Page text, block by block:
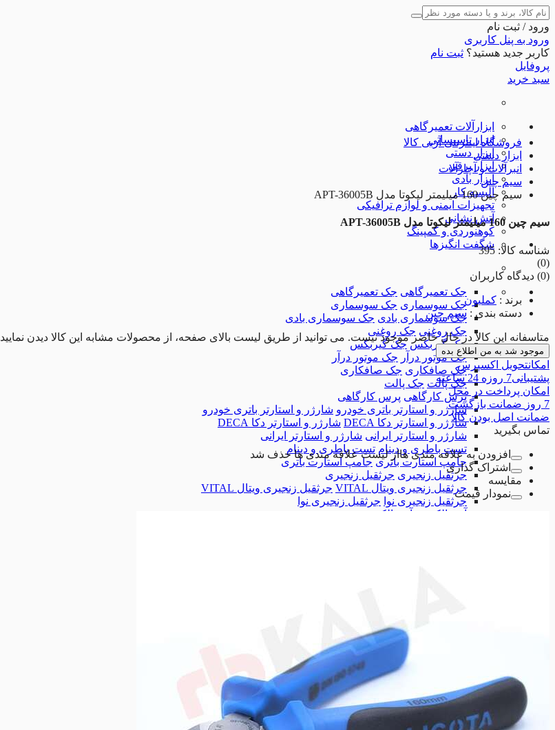
ورود / ثبت نام
ورود به پنل کاربری
کاربر جدید هستید؟ ثبت نام
پروفایل
سبد خرید
ابزارآلات تعمیرگاهی
ابزار تاسیساتی
ابزار دستی
ابزار برقی
ابزار بادی
البسه کار
تجهیزات ایمنی و لوازم ترافیکی
آتش نشانی
کوهنوردی و کمپینگ
شگفت انگیزها
جک تعمیرگاهی جک تعمیرگاهی
جک سوسماری جک سوسماری
جک سوسماری بادی جک سوسماری بادی
جک روغنی جک روغنی
جک گیربکس جک گیربکس
جک موتور درآر جک موتور درآر
جک صافکاری جک صافکاری
جک پالت جک پالت
پرس کارگاهی پرس کارگاهی
شارژر و استارتر باتری خودرو شارژر و استارتر باتری خودرو
شارژر و استارتر دکا DECA
شارژر و استارتر دکا DECA
شارژر و استارتر ایرانی شارژر و استارتر ایرانی
تست باطری و دینام تست باطری و دینام
جامپ استارت باتری جامپ استارت باتری
جرثقیل زنجیری جرثقیل زنجیری
جرثقیل زنجیری ویتال VITAL
جرثقیل زنجیری ویتال VITAL
جرثقیل زنجیری نوا جرثقیل زنجیری نوا
آون الکترود
آون الکترود
فروشگاه اینترنتی آربی کالا
ابزار دستی
انبرآلات و آچارآلات
سیم چین
سیم چین 160 میلیمتر لیکوتا مدل APT-36005B
سیم چین 160 میلیمتر لیکوتا مدل APT-36005B
شناسه کالا: 395
(0)
(0) دیدگاه کاربران
برند : کملیون
دسته بندی : سیم چین
متاسفانه این کالا در حال حاضر موجود نیست. می توانید از طریق لیست بالای صفحه، از محصولات مشابه این کالا دیدن نمایید
موجود شد به من اطلاع بده
امکانتحویل اکسپرس
پشتیبانی7 روزه 24 ساعته
امکان پرداخت در محل
7 روز
ضمانت بازگشت
ضمانت اصل بودن کالا
تماس بگیرید
افزودن به علاقه مندی هااز لیست علاقه مندی ها حذف شد
اشتراک گذاری
مقایسه
نمودار قیمت